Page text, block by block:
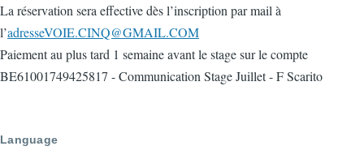
La réservation sera effective dès l’inscription par mail à
l’adresseVOIE.CINQ@GMAIL.COM
Paiement au plus tard 1 semaine avant le stage sur le compte
BE61001749425817 - Communication Stage Juillet - F Scarito
Language